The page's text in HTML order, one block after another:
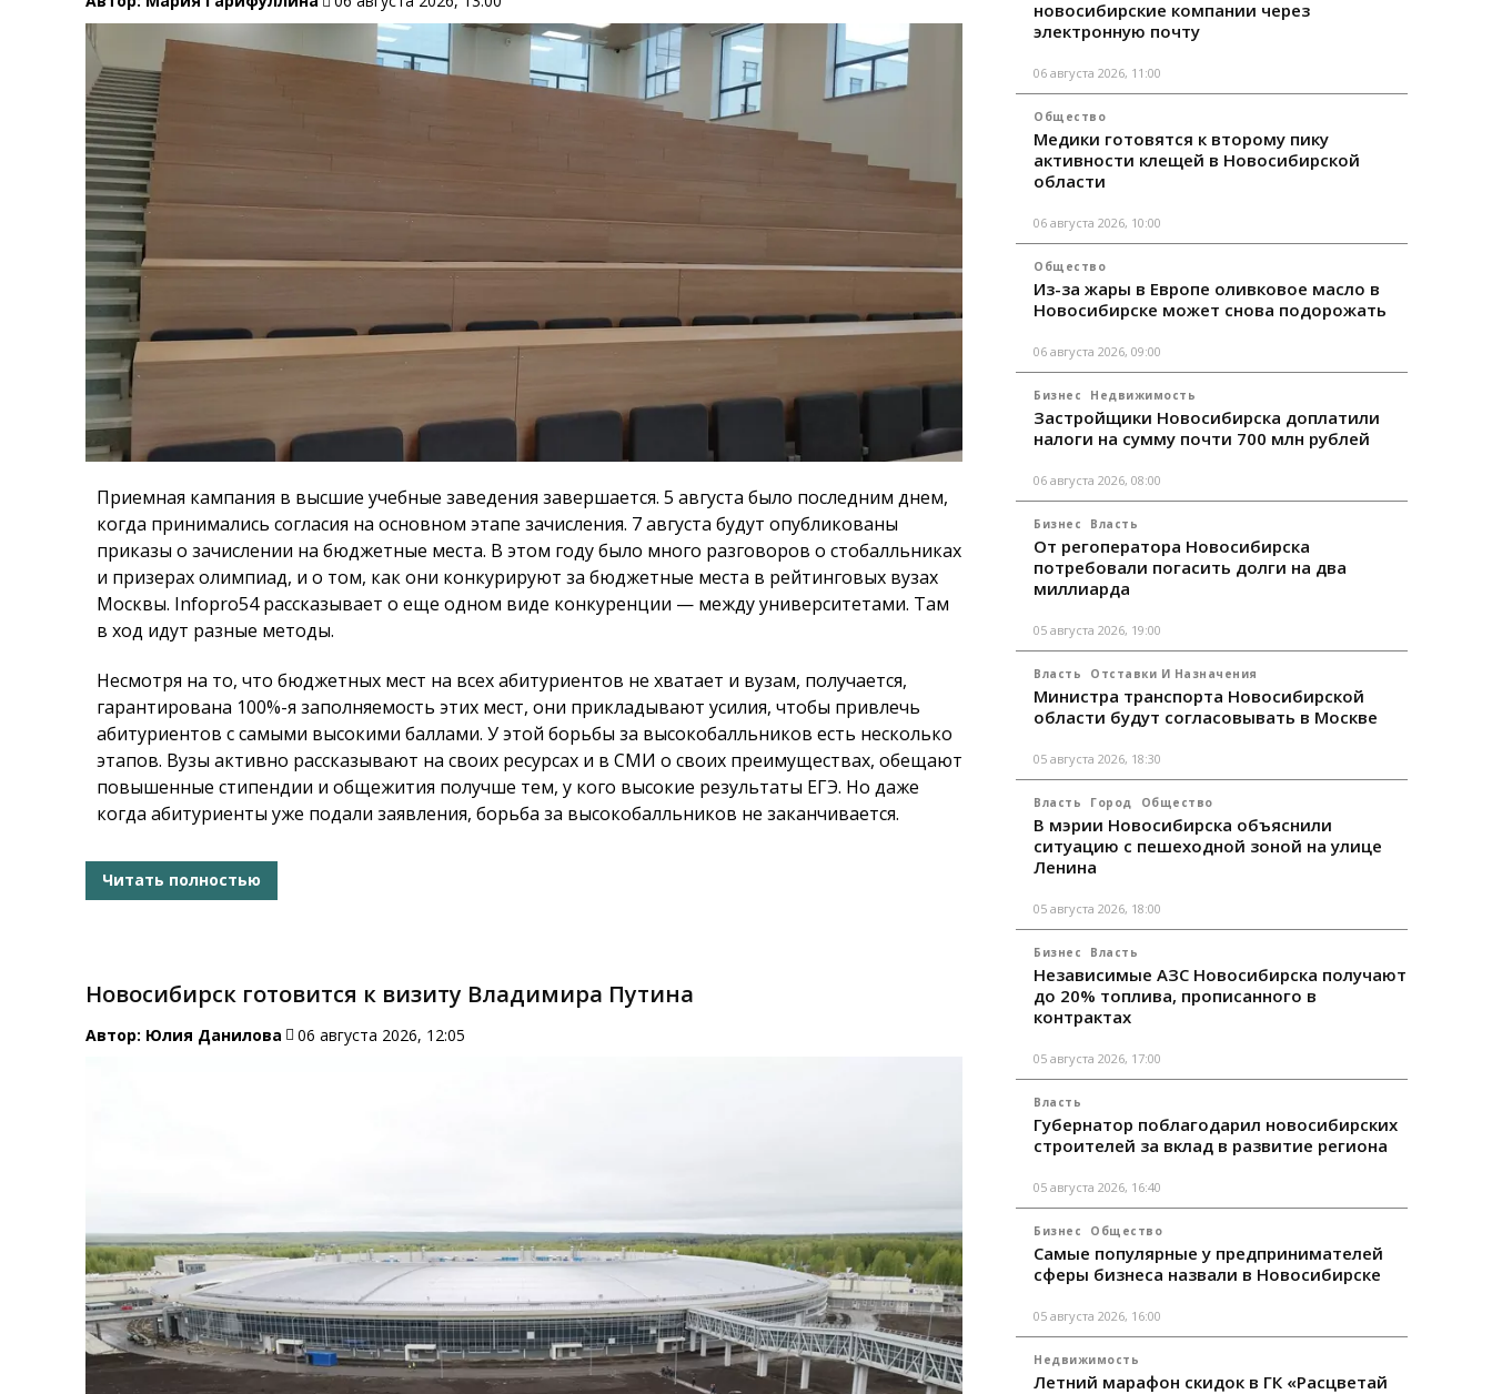
Приемная кампания в высшие учебные заведения завершается. 5 августа было последним днем,
когда принимались согласия на основном этапе зачисления. 7 августа будут опубликованы
приказы о зачислении на бюджетные места. В этом году было много разговоров о стобалльниках
и призерах олимпиад, и о том, как они конкурируют за бюджетные места в рейтинговых вузах
Москвы. Infopro54рассказывает о еще одном виде конкуренции — между университетами. Там
в ход идут разные методы.
Несмотря на то, что бюджетных мест на всех абитуриентов не хватает и вузам, получается,
гарантирована 100%-я заполняемость этих мест, они прикладывают усилия, чтобы привлечь
абитуриентов с самыми высокими баллами. У этой борьбы за высокобалльников есть несколько
этапов. Вузы активно рассказывают на своих ресурсах и в СМИ о своих преимуществах, обещают
повышенные стипендии и общежития получше тем, у кого высокие результаты ЕГЭ. Но даже
когда абитуриенты уже подали заявления, борьба за высокобалльников не заканчивается.
Читать полностью
Новосибирск готовится к визиту Владимира Путина
Автор: Юлия Данилова 06 августа 2026, 12:05
новосибирские компании через
электронную почту
06 августа 2026, 11:00
Общество
Медики готовятся к второму пику
активности клещей в Новосибирской
области
06 августа 2026, 10:00
Общество
Из-за жары в Европе оливковое масло в
Новосибирске может снова подорожать
06 августа 2026, 09:00
Бизнес Недвижимость
Застройщики Новосибирска доплатили
налоги на сумму почти 700 млн рублей
06 августа 2026, 08:00
Бизнес Власть
От регоператора Новосибирска
потребовали погасить долги на два
миллиарда
05 августа 2026, 19:00
Власть Отставки И Назначения
Министра транспорта Новосибирской
области будут согласовывать в Москве
05 августа 2026, 18:30
Власть Город Общество
В мэрии Новосибирска объяснили
ситуацию с пешеходной зоной на улице
Ленина
05 августа 2026, 18:00
Бизнес Власть
Независимые АЗС Новосибирска получают
до 20% топлива, прописанного в
контрактах
05 августа 2026, 17:00
Власть
Губернатор поблагодарил новосибирских
строителей за вклад в развитие региона
05 августа 2026, 16:40
Бизнес Общество
Самые популярные у предпринимателей
сферы бизнеса назвали в Новосибирске
05 августа 2026, 16:00
Недвижимость
Летний марафон скидок в ГК «Расцветай